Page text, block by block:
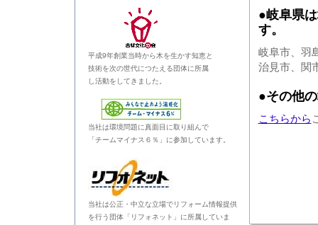
平成9年創業当時から木を生かす知恵と
技術を次の世代につたえる団体に所属
し活動をしてきました。
当社は環境問題に真面目に取り組んで
「チームマイナス６％」に参加しています。
当社は公正・中立な立場でリフォーム情報提供
を行う団体「リフォネット」に所属していま
●岐阜県
す。
岐阜市、羽
治見市、関
●その他
こちらから